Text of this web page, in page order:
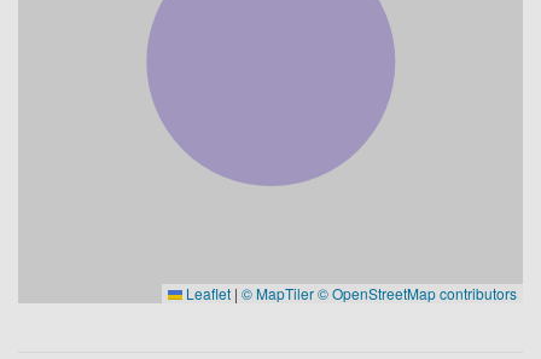
Leaflet | © MapTiler© OpenStreetMap contributors